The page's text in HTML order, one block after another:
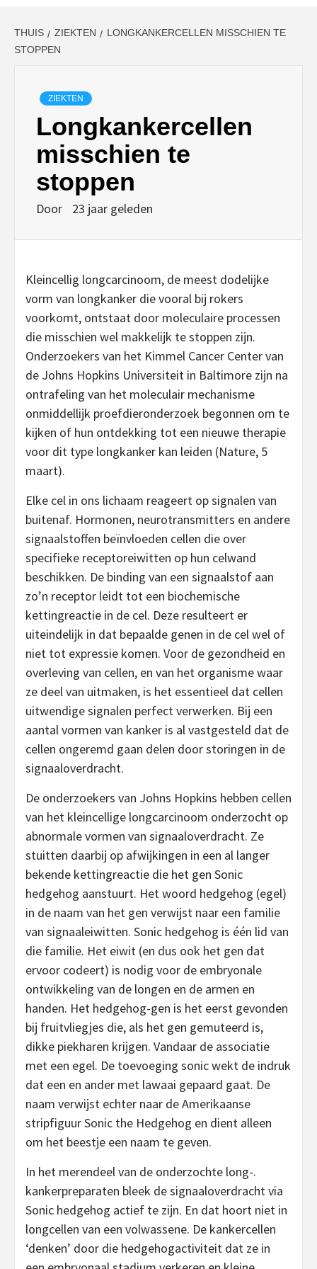
THUIS ZIEKTEN
LONGKANKERCELLEN MISSCHIEN TE
STOPPEN
ZIEKTEN
Longkankercellen
misschien te
stoppen
Door 23 jaar geleden
Kleincellig longcarcinoom, de meest dodelijke
vorm van longkanker die vooral bij rokers
voorkomt, ontstaat door moleculaire processen
die misschien wel makkelijk te stoppen zijn.
Onderzoekers van het Kimmel Cancer Center van
de Johns Hopkins Universiteit in Baltimore zijn na
ontrafeling van het moleculair mechanisme
onmiddellijk proefdieronderzoek begonnen om te
kijken of hun ontdekking tot een nieuwe therapie
voor dit type longkanker kan leiden (Nature, 5
maart).
Elke cel in ons lichaam reageert op signalen van
buitenaf. Hormonen, neurotransmitters en andere
signaalstoffen beïnvloeden cellen die over
specifieke receptoreiwitten op hun celwand
beschikken. De binding van een signaalstof aan
zo’n receptor leidt tot een biochemische
kettingreactie in de cel. Deze resulteert er
uiteindelijk in dat bepaalde genen in de cel wel of
niet tot expressie komen. Voor de gezondheid en
overleving van cellen, en van het organisme waar
ze deel van uitmaken, is het essentieel dat cellen
uitwendige signalen perfect verwerken. Bij een
aantal vormen van kanker is al vastgesteld dat de
cellen ongeremd gaan delen door storingen in de
signaaloverdracht.
De onderzoekers van Johns Hopkins hebben cellen
van het kleincellige longcarcinoom onderzocht op
abnormale vormen van signaaloverdracht. Ze
stuitten daarbij op afwijkingen in een al langer
bekende kettingreactie die het gen Sonic
hedgehog aanstuurt. Het woord hedgehog (egel)
in de naam van het gen verwijst naar een familie
van signaaleiwitten. Sonic hedgehog is één lid van
die familie. Het eiwit (en dus ook het gen dat
ervoor codeert) is nodig voor de embryonale
ontwikkeling van de longen en de armen en
handen. Het hedgehog-gen is het eerst gevonden
bij fruitvliegjes die, als het gen gemuteerd is,
dikke piekharen krijgen. Vandaar de associatie
met een egel. De toevoeging sonic wekt de indruk
dat een en ander met lawaai gepaard gaat. De
naam verwijst echter naar de Amerikaanse
stripfiguur Sonic the Hedgehog en dient alleen
om het beestje een naam te geven.
In het merendeel van de onderzochte long-.
kankerpreparaten bleek de signaaloverdracht via
Sonic hedgehog actief te zijn. En dat hoort niet in
longcellen van een volwassene. De kankercellen
‘denken’ door die hedgehogactiviteit dat ze in